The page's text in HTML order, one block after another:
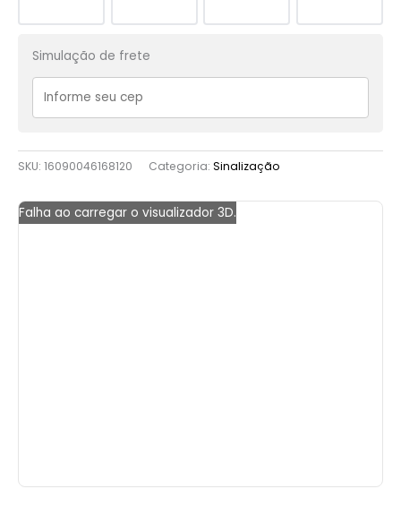
Simulação de frete
SKU: 16090046168120 Categoria: Sinalização
Falha ao carregar o visualizador 3D.